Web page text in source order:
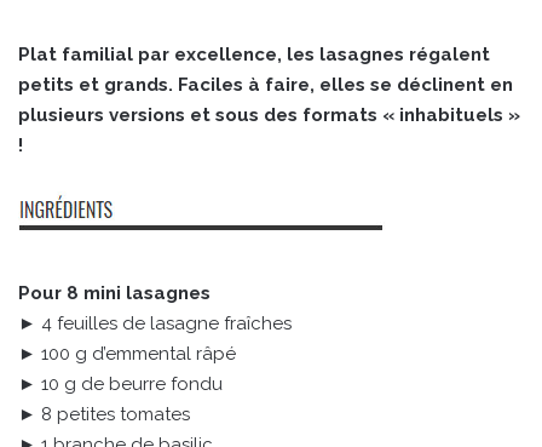
Plat familial par excellence, les lasagnes régalent
petits et grands. Faciles à faire, elles se déclinent en
plusieurs versions et sous des formats « inhabituels »
!
Pour 8 mini lasagnes
► 4 feuilles de lasagne fraîches
► 100 g d’emmental râpé
► 10 g de beurre fondu
► 8 petites tomates